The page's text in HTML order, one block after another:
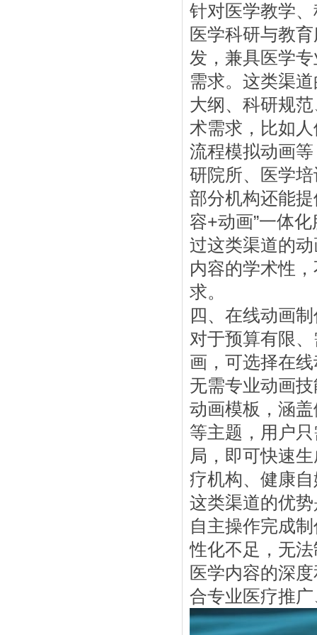
针对医学教学
医学科研与教
发，兼具医学
需求。这类渠
大纲、科研规
术需求，比如
流程模拟动画
研院所、医学
部分机构还能
容+动画”一体
过这类渠道的
内容的学术性
求。
四、在线动画
对于预算有限
画，可选择在
无需专业动画
动画模板，涵
等主题，用户
局，即可快速
疗机构、健康
这类渠道的优
自主操作完成
性化不足，无
医学内容的深
合专业医疗推